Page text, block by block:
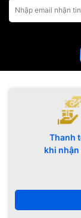
Thanh
khi nhận